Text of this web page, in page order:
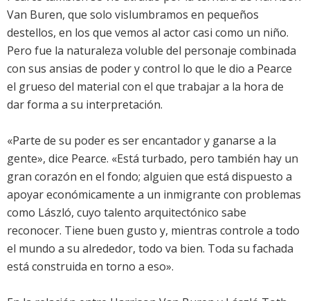
Van Buren, que solo vislumbramos en pequeños
destellos, en los que vemos al actor casi como un niño.
Pero fue la naturaleza voluble del personaje combinada
con sus ansias de poder y control lo que le dio a Pearce
el grueso del material con el que trabajar a la hora de
dar forma a su interpretación.
«Parte de su poder es ser encantador y ganarse a la
gente», dice Pearce. «Está turbado, pero también hay un
gran corazón en el fondo; alguien que está dispuesto a
apoyar económicamente a un inmigrante con problemas
como László, cuyo talento arquitectónico sabe
reconocer. Tiene buen gusto y, mientras controle a todo
el mundo a su alrededor, todo va bien. Toda su fachada
está construida en torno a eso».